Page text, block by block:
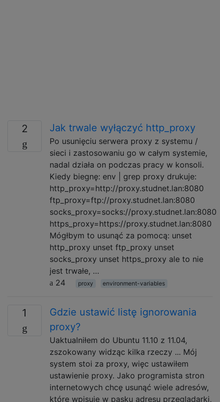
2 Jak trwale wyłączyć http_proxy
Po usunięciu serwera proxy z systemu /
sieci i zastosowaniu go w całym systemie,
nadal działa on podczas pracy w konsoli.
Kiedy biegnę: env | grep proxy drukuje:
http_proxy=http://proxy.studnet.lan:8080
ftp_proxy=ftp://proxy.studnet.lan:8080
socks_proxy=socks://proxy.studnet.lan:8080
https_proxy=https://proxy.studnet.lan:8080
Mógłbym to usunąć za pomocą: unset
http_proxy unset ftp_proxy unset
socks_proxy unset https_proxy ale to nie
jest trwałe, …
24
proxy environment-variables
1
Gdzie ustawić listę ignorowania
proxy?
Uaktualniłem do Ubuntu 11.10 z 11.04,
zszokowany widząc kilka rzeczy ... Mój
system stoi za proxy, więc ustawiłem
ustawienie proxy. Jako programista stron
internetowych chcę usunąć wiele adresów,
które wpisuję w pasku adresu przeglądarki,